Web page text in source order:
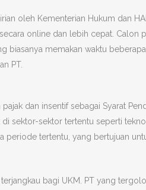
oleh Kementerian Hukum dan
online dan lebih cepat. Calon
biasanya memakan waktu beberapa
PT.
dan insentif sebagai Syarat
di sektor-sektor tertentu seperti
periode tertentu, yang bertujuan
bagi UKM. PT yang